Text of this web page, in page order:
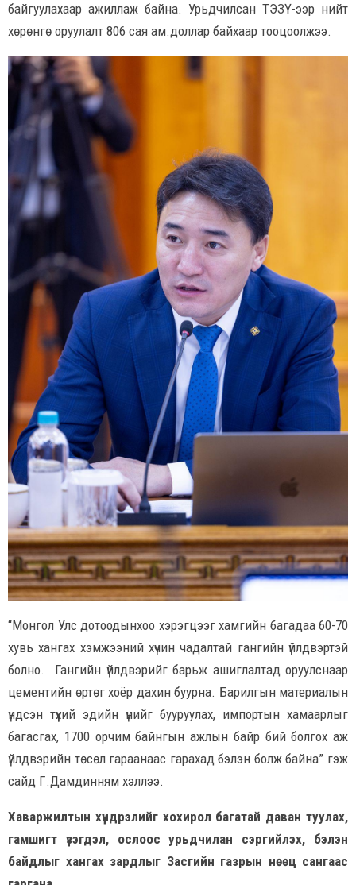
байгуулахаар ажиллаж байна. Урьдчилсан ТЭЗҮ-ээр нийт
хөрөнгө оруулалт 806 сая ам.доллар байхаар тооцоолжээ.
“Монгол Улс дотоодынхоо хэрэгцээг хамгийн багадаа 60-70
хувь хангах хэмжээний хүчин чадалтай гангийн үйлдвэртэй
болно. Гангийн үйлдвэрийг барьж ашиглалтад оруулснаар
цементийн өртөг хоёр дахин буурна. Барилгын материалын
үндсэн түүхий эдийн үнийг бууруулах, импортын хамаарлыг
багасгах, 1700 орчим байнгын ажлын байр бий болгох аж
үйлдвэрийн төсөл гараанаас гарахад бэлэн болж байна” гэж
сайд Г.Дамдинням хэллээ.
Хаваржилтын хүндрэлийг хохирол багатай даван туулах,
гамшигт үзэгдэл, ослоос урьдчилан сэргийлэх, бэлэн
байдлыг хангах зардлыг Засгийн газрын нөөц сангаас